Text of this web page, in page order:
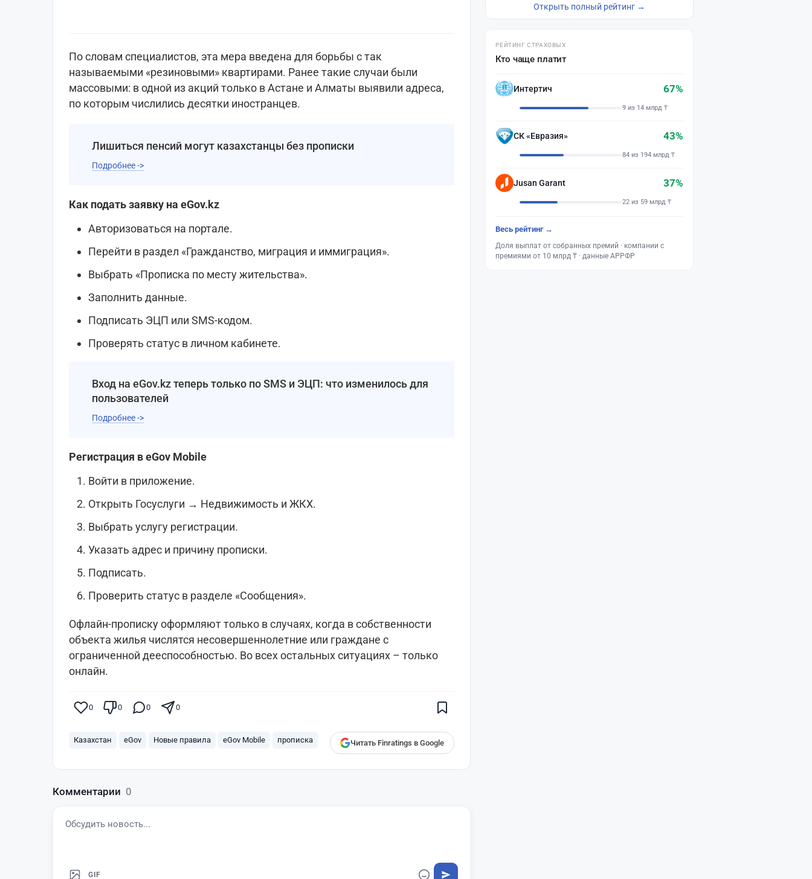
По словам специалистов, эта мера введена для борьбы с так
называемыми «резиновыми» квартирами. Ранее такие случаи были
массовыми: в одной из акций только в Астане и Алматы выявили адреса,
по которым числились десятки иностранцев.
Лишиться пенсий могут казахстанцы без прописки
Подробнее ->
Как подать заявку на eGov.kz
Авторизоваться на портале.
Перейти в раздел «Гражданство, миграция и иммиграция».
Выбрать «Прописка по месту жительства».
Заполнить данные.
Подписать ЭЦП или SMS-кодом.
Проверять статус в личном кабинете.
Вход на eGov.kz теперь только по SMS и ЭЦП: что изменилось для
пользователей
Подробнее ->
Регистрация в eGov Mobile
Войти в приложение.
Открыть Госуслуги → Недвижимость и ЖКХ.
Выбрать услугу регистрации.
Указать адрес и причину прописки.
Подписать.
Проверить статус в разделе «Сообщения».
Офлайн-прописку оформляют только в случаях, когда в собственности
объекта жилья числятся несовершеннолетние или граждане с
ограниченной дееспособностью. Во всех остальных ситуациях – только
онлайн.
0 0 0 0
Казахстан eGov Новые правила eGov Mobile прописка Читать Finratings в Google
Комментарии 0
GIF
Открыть полный рейтинг →
РЕЙТИНГ СТРАХОВЫХ
Кто чаще платит
Интертич 67%
9 из 14 млрд ₸
СК «Евразия» 43%
84 из 194 млрд ₸
Jusan Garant 37%
22 из 59 млрд ₸
Весь рейтинг →
Доля выплат от собранных премий · компании с
премиями от 10 млрд ₸ · данные АРРФР